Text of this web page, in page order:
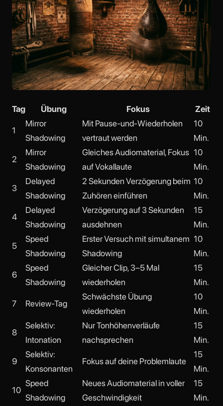
Tag Übung Fokus Zeit
1
Mirror
Shadowing
Mit Pause-und-Wiederholen
vertraut werden
10
Min.
2
Mirror
Shadowing
Gleiches Audiomaterial, Fokus
auf Vokallaute
10
Min.
3
Delayed
Shadowing
2 Sekunden Verzögerung beim
Zuhören einführen
10
Min.
4
Delayed
Shadowing
Verzögerung auf 3 Sekunden
ausdehnen
15
Min.
5
Speed
Shadowing
Erster Versuch mit simultanem
Shadowing
10
Min.
6
Speed
Shadowing
Gleicher Clip, 3–5 Mal
wiederholen
15
Min.
7 Review-Tag
Schwächste Übung
wiederholen
10
Min.
8
Selektiv:
Intonation
Nur Tonhöhenverläufe
nachsprechen
15
Min.
9
Selektiv:
Konsonanten
Fokus auf deine Problemlaute
15
Min.
10
Speed
Shadowing
Neues Audiomaterial in voller
Geschwindigkeit
15
Min.